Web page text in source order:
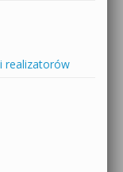
realizatorów